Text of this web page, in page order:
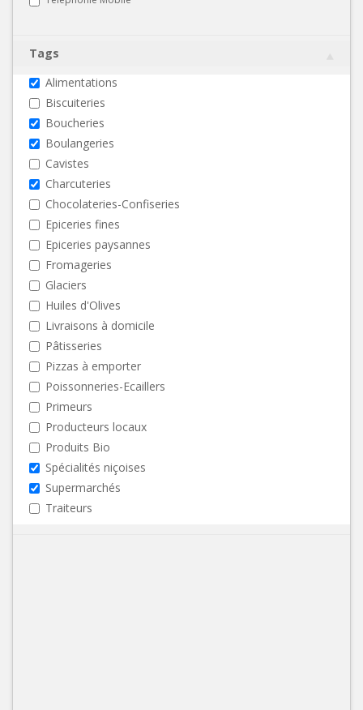
Tags
Alimentations
Biscuiteries
Boucheries
Boulangeries
Cavistes
Charcuteries
Chocolateries-Confiseries
Epiceries fines
Epiceries paysannes
Fromageries
Glaciers
Huiles d'Olives
Livraisons à domicile
Pâtisseries
Pizzas à emporter
Poissonneries-Ecaillers
Primeurs
Producteurs locaux
Produits Bio
Spécialités niçoises
Supermarchés
Traiteurs